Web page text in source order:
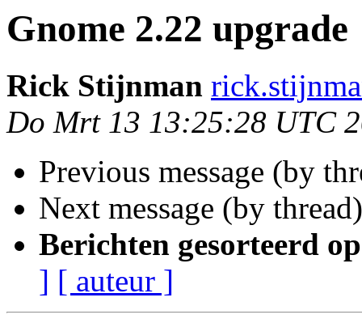
Gnome 2.22 upgrade
Rick Stijnman
Do Mrt 13 13:25:28 UTC
Previous message (by
Next message (by
Berichten gesorteerd
] [ auteur ]